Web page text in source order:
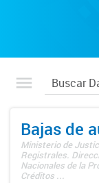
Bajas de
Ministerio de
Registrales.
Nacionales de la
Créditos ...